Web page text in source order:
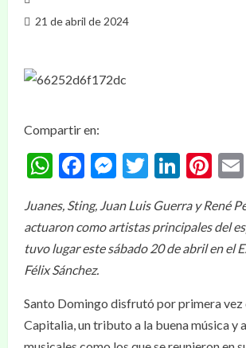
21 de abril de 2024
Compartir en:
WhatsApp
Facebook
Messenger
Twitter
​Juanes, Sting, Juan Luis Guerra y René
actuaron como artistas principales del
tuvo lugar este sábado 20 de abril en el
Félix Sánchez.
Santo Domingo disfrutó por primera
Capitalia, un tributo a la buena música y